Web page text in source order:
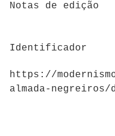
Notas de edição
Identificador
https://
almada-